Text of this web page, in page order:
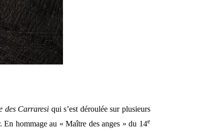
des Carraresi qui s’est déroulée sur plusieurs
En hommage au « Maître des anges » du 14e